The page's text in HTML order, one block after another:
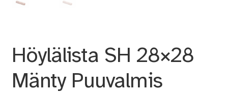
Höylälista SH 28×28
Mänty Puuvalmis